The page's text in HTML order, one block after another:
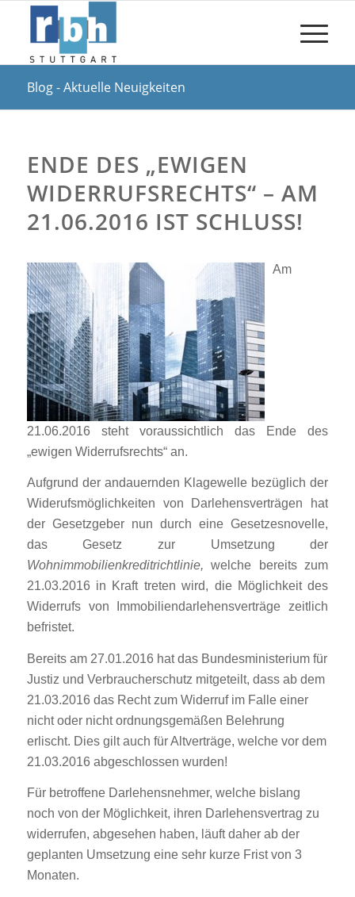
Blog - Aktuelle Neuigkeiten
ENDE DES „EWIGEN
WIDERRUFSRECHTS“ – AM
21.06.2016 IST SCHLUSS!
Am
21.06.2016 steht voraussichtlich das Ende des
„ewigen Widerrufsrechts“ an.
Aufgrund der andauernden Klagewelle bezüglich der
Widerufsmöglichkeiten von Darlehensverträgen hat
der Gesetzgeber nun durch eine Gesetzesnovelle,
dasGesetz zur Umsetzung der
Wohnimmobilienkreditrichtlinie,welche bereits zum
21.03.2016 in Kraft treten wird, die Möglichkeit des
Widerrufs von Immobiliendarlehensverträge zeitlich
befristet.
Bereits am 27.01.2016 hat das Bundesministerium für
Justiz und Verbraucherschutz mitgeteilt, dass ab dem
21.03.2016 das Recht zum Widerruf im Falle einer
nicht oder nicht ordnungsgemäßen Belehrung
erlischt. Dies gilt auch für Altverträge, welche vor dem
21.03.2016 abgeschlossen wurden!
Für betroffene Darlehensnehmer, welche bislang
noch von der Möglichkeit, ihren Darlehensvertrag zu
widerrufen, abgesehen haben, läuft daher ab der
geplanten Umsetzung eine sehr kurze Frist von 3
Monaten.